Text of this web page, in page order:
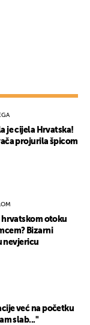
je cijela Hrvatska!
projurila špicom
hrvatskom otoku
Bizarni
nevjericu
već na početku
slab..."